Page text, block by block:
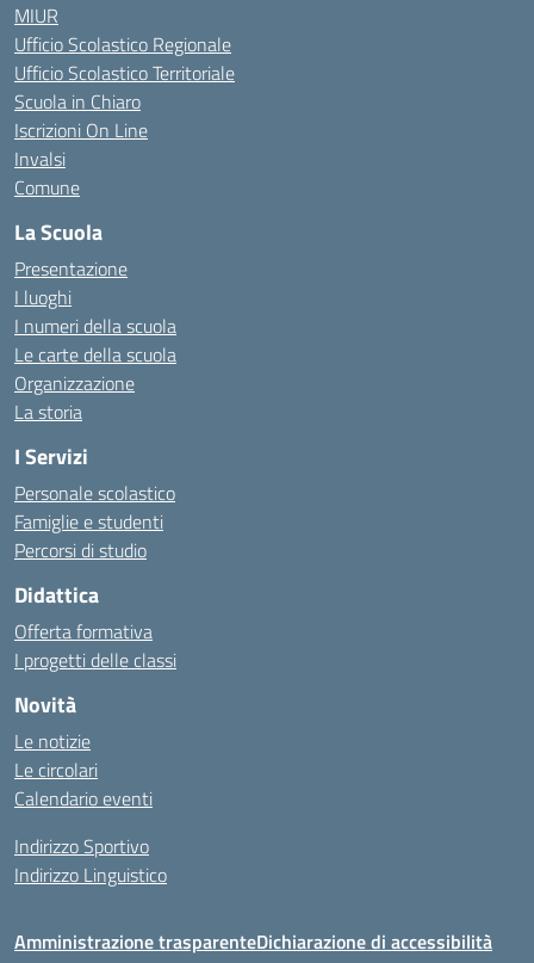
MIUR
Ufficio Scolastico Regionale
Ufficio Scolastico Territoriale
Scuola in Chiaro
Iscrizioni On Line
Invalsi
Comune
La Scuola
Presentazione
I luoghi
I numeri della scuola
Le carte della scuola
Organizzazione
La storia
I Servizi
Personale scolastico
Famiglie e studenti
Percorsi di studio
Didattica
Offerta formativa
I progetti delle classi
Novità
Le notizie
Le circolari
Calendario eventi
Indirizzo Sportivo
Indirizzo Linguistico
Amministrazione trasparenteDichiarazione di accessibilità